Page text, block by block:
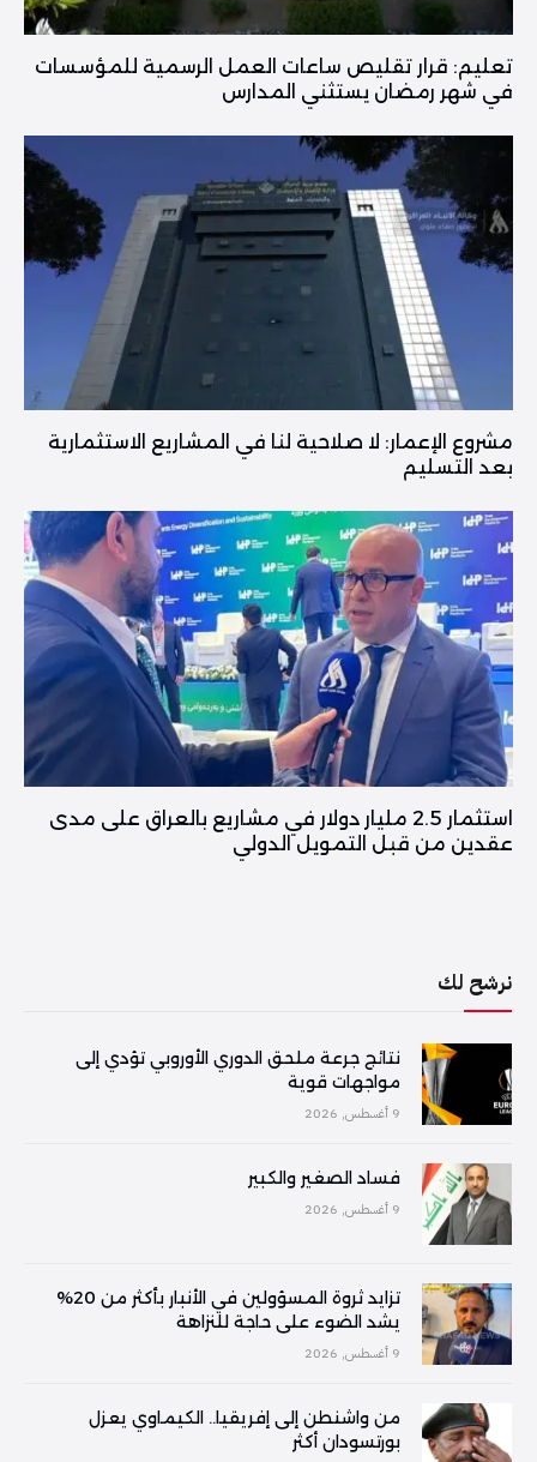
تعليم: قرار تقليص ساعات العمل الرسمية للمؤسسات
في شهر رمضان يستثني المدارس
مشروع الإعمار: لا صلاحية لنا في المشاريع الاستثمارية
بعد التسليم
استثمار 2.5 مليار دولار في مشاريع بالعراق على مدى
عقدين من قبل التمويل الدولي
نرشح لك
نتائج جرعة ملحق الدوري الأوروبي تؤدي إلى
مواجهات قوية
9 أغسطس, 2026
فساد الصغير والكبير
9 أغسطس, 2026
تزايد ثروة المسؤولين في الأنبار بأكثر من 20%
يشد الضوء على حاجة للنزاهة
9 أغسطس, 2026
من واشنطن إلى إفريقيا.. الكيماوي يعزل
بورتسودان أكثر